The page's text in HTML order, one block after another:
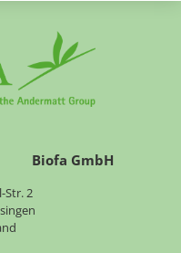
Biofa GmbH
Str. 2